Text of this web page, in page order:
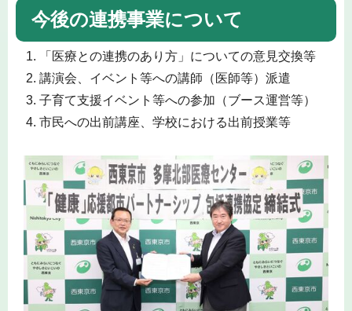
今後の連携事業について
「医療との連携のあり方」についての意見交換等
講演会、イベント等への講師（医師等）派遣
子育て支援イベント等への参加（ブース運営等）
市民への出前講座、学校における出前授業等